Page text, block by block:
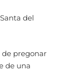
del
de pregonar
de una